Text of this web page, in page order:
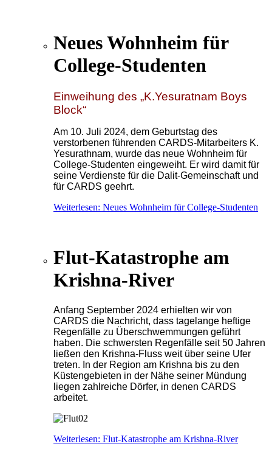
Neues Wohnheim für
College-Studenten
Einweihung des „K.Yesuratnam Boys
Block“
Am 10. Juli 2024, dem Geburtstag des
verstorbenen führenden CARDS-Mitarbeiters K.
Yesurathnam, wurde das neue Wohnheim für
College-Studenten eingeweiht. Er wird damit für
seine Verdienste für die Dalit-Gemeinschaft und
für CARDS geehrt.
Weiterlesen: Neues Wohnheim für College-Studenten
Flut-Katastrophe am
Krishna-River
Anfang September 2024 erhielten wir von
CARDS die Nachricht, dass tagelange heftige
Regenfälle zu Überschwemmungen geführt
haben. Die schwersten Regenfälle seit 50 Jahren
ließen den Krishna-Fluss weit über seine Ufer
treten. In der Region am Krishna bis zu den
Küstengebieten in der Nähe seiner Mündung
liegen zahlreiche Dörfer, in denen CARDS
arbeitet.
Weiterlesen: Flut-Katastrophe am Krishna-River